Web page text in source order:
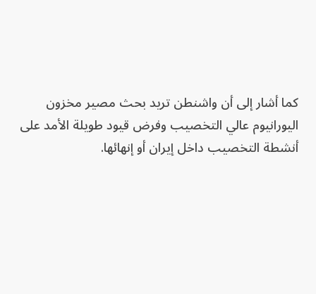
كما أشار إلى أن واشنطن تريد بحث مصير مخزون
اليورانيوم عالي التخصيب وفرض قيود طويلة الأمد على
أنشطة التخصيب داخل إيران أو إنهائها.